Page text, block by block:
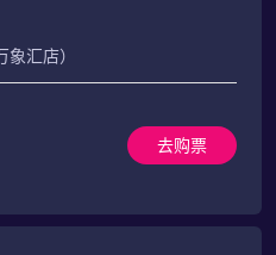
汇店）
去购票